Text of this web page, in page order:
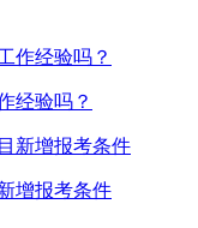
经验吗？
增报考条件